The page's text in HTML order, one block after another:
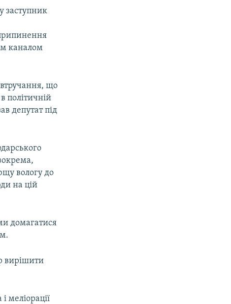
заступник
каналом
що
політичній
депутат під
вологу до
на цій
домагатися
вирішити
меліорації